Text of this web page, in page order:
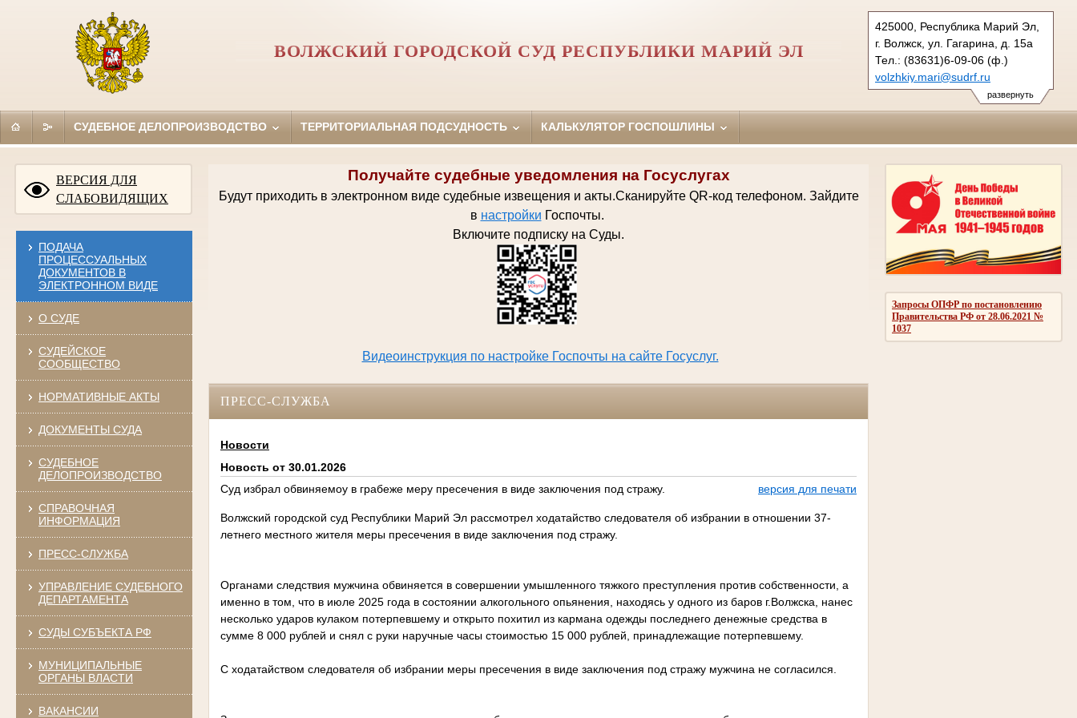
развернуть
425000, Республика Марий Эл,
г. Волжск, ул. Гагарина, д. 15а
Тел.: (83631)6-09-06 (ф.)
volzhkiy.mari@sudrf.ru
ВОЛЖСКИЙ ГОРОДСКОЙ СУД РЕСПУБЛИКИ МАРИЙ ЭЛ
СУДЕБНОЕ ДЕЛОПРОИЗВОДСТВО ТЕРРИТОРИАЛЬНАЯ ПОДСУДНОСТЬ КАЛЬКУЛЯТОР ГОСПОШЛИНЫ
ВЕРСИЯ ДЛЯ
СЛАБОВИДЯЩИХ
ПОДАЧА
ПРОЦЕССУАЛЬНЫХ
ДОКУМЕНТОВ В
ЭЛЕКТРОННОМ ВИДЕ
О СУДЕ
СУДЕЙСКОЕ
СООБЩЕСТВО
НОРМАТИВНЫЕ АКТЫ
ДОКУМЕНТЫ СУДА
СУДЕБНОЕ
ДЕЛОПРОИЗВОДСТВО
СПРАВОЧНАЯ
ИНФОРМАЦИЯ
ПРЕСС-СЛУЖБА
УПРАВЛЕНИЕ СУДЕБНОГО
ДЕПАРТАМЕНТА
СУДЫ СУБЪЕКТА РФ
МУНИЦИПАЛЬНЫЕ
ОРГАНЫ ВЛАСТИ
ВАКАНСИИ
Запросы ОПФР по постановлению
Правительства РФ от 28.06.2021 №
1037
Получайте судебные уведомления на Госуслугах
Будут приходить в электронном виде судебные извещения и акты.Сканируйте QR-код телефоном. Зайдите
в настройки Госпочты.
Включите подписку на Суды.
Видеоинструкция по настройке Госпочты на сайте Госуслуг.
ПРЕСС-СЛУЖБА
Новости
Новость от 30.01.2026
Суд избрал обвиняемоу в грабеже меру пресечения в виде заключения под стражу.
версия для печати
Волжский городской суд Республики Марий Эл рассмотрел ходатайство следователя об избрании в отношении 37-
летнего местного жителя меры пресечения в виде заключения под стражу.
Органами следствия мужчина обвиняется в совершении умышленного тяжкого преступления против собственности, а
именно в том, что в июле 2025 года в состоянии алкогольного опьянения, находясь у одного из баров г.Волжска, нанес
несколько ударов кулаком потерпевшему и открыто похитил из кармана одежды последнего денежные средства в
сумме 8 000 рублей и снял с руки наручные часы стоимостью 15 000 рублей, принадлежащие потерпевшему.
С ходатайством следователя об избрании меры пресечения в виде заключения под стражу мужчина не согласился.